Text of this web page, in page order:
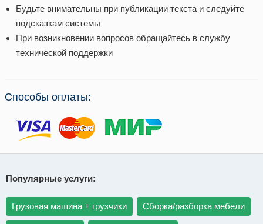
Будьте внимательны при публикации текста и следуйте
подсказкам системы
При возникновении вопросов обращайтесь в службу
технической поддержки
Способы оплаты:
Популярные услуги:
Грузовая машина + грузчики Сборка/разборка мебели